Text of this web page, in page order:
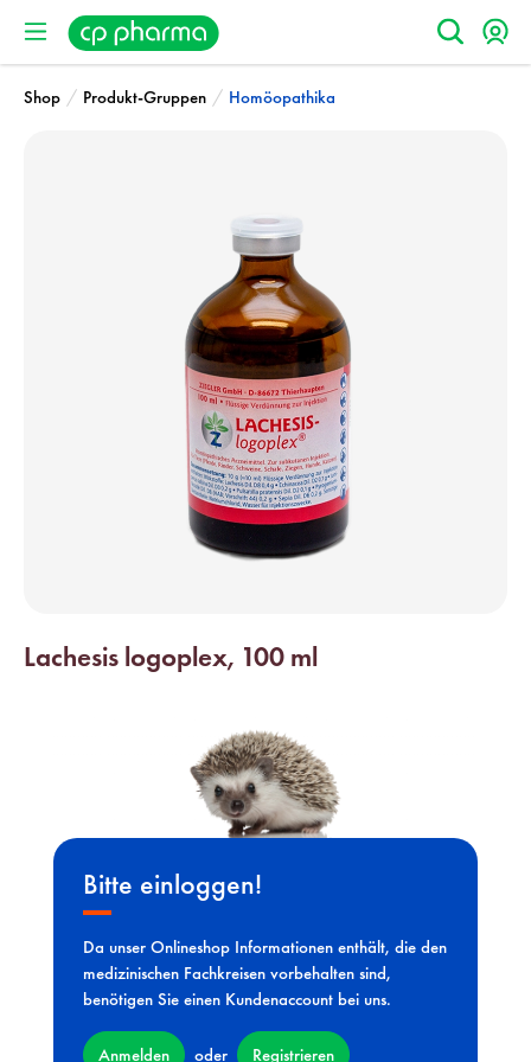
Shop / Produkt-Gruppen / Homöopathika
Lachesis logoplex, 100 ml
Bitte einloggen!
Da unser Onlineshop Informationen enthält, die den
medizinischen Fachkreisen vorbehalten sind,
benötigen Sie einen Kundenaccount bei uns.
Anmelden oder Registrieren